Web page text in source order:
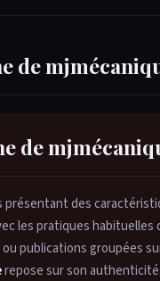
de
de
présentant des
les pratiques habituelles
publications groupées
repose sur son